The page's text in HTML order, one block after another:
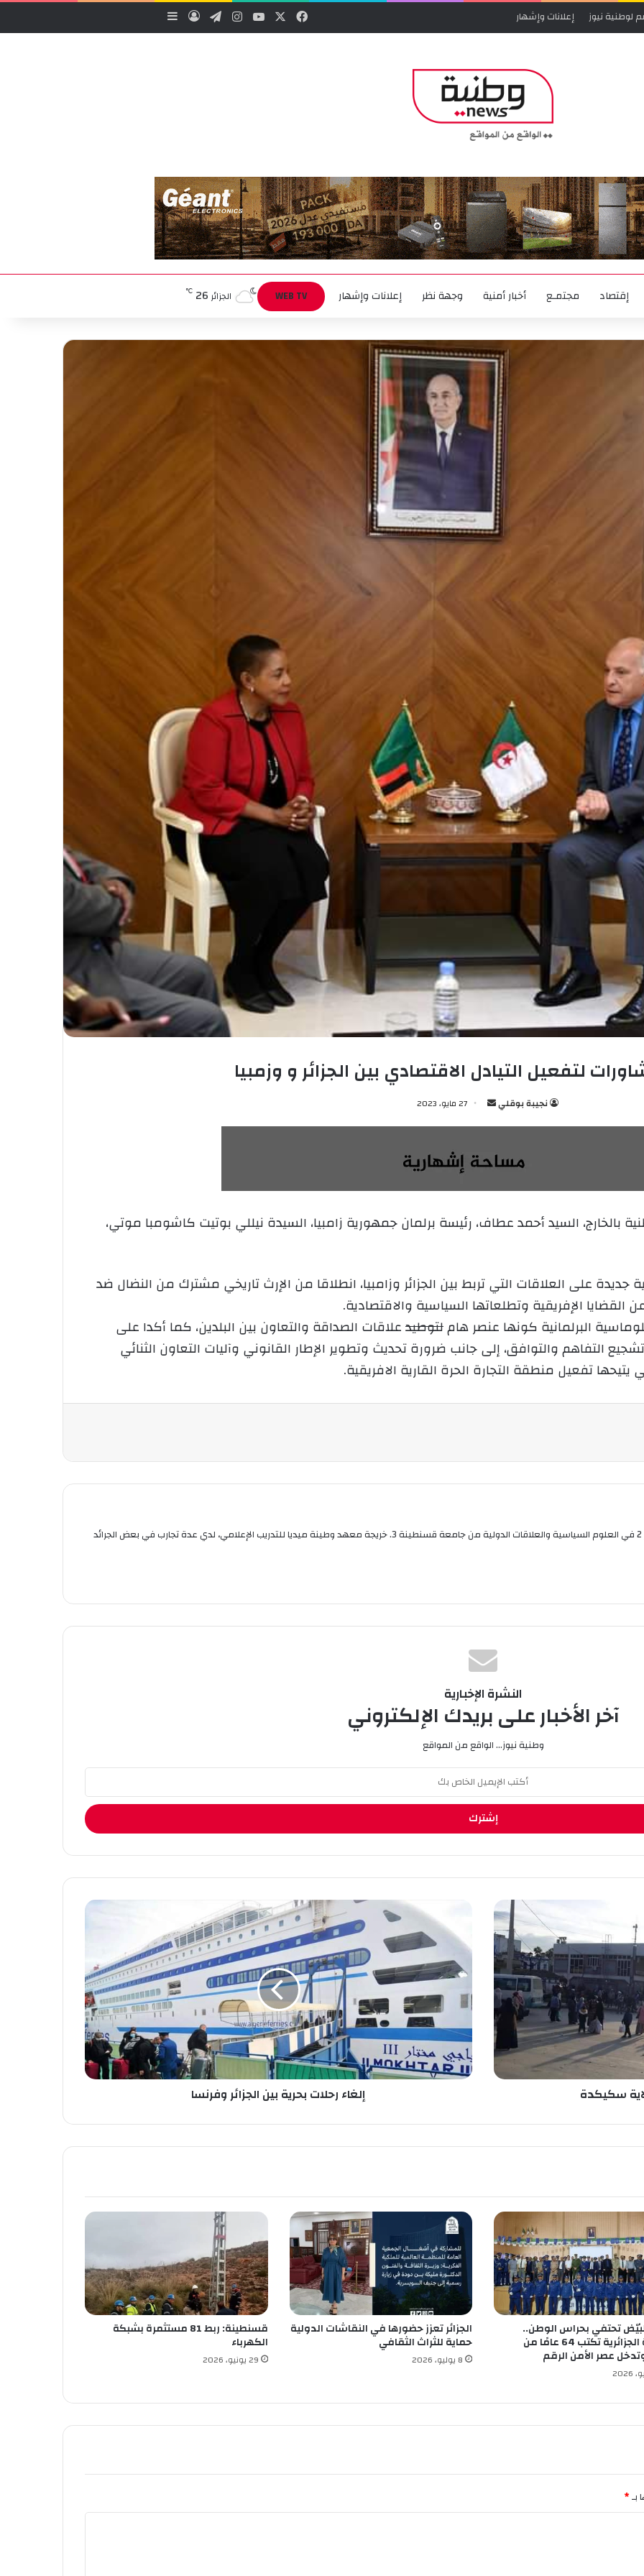
لوطنية نيوز إعلانات وإشهار فيسبوك ‫YouTubeانستقرامتيلقرامتسجيل الدخول
إقتصاد مجتمـع أخبار أمنية وجهة نظر إعلانات وإشهار WEB TV الجزائر 26
℃
لتفعيل التيادل الاقتصادي بين الجزائر و وزمبيا
نجيبة بوقلي
ل
ب
ر
د
ل
ك
ت
ر
ن
ي
27 مايو، 2023
بالخارج، السيد أحمد عطاف، رئيسة برلمان جمهورية زامبيا، السيدة نيللي بوتيت كاشومبا موتي،
على العلاقات التي تربط بين الجزائر وزامبيا، انطلاقا من الإرث تاريخي مشترك من النضال ضد
الإفريقية وتطلعاتها السياسية والاقتصادية.
البرلمانية كونها عنصر هاملتوطيدعلاقات الصداقة والتعاون بين البلدين، كما أكدا على
التفاهم والتوافق، إلى جانب ضرورة تحديث وتطوير الإطار القانوني وآليات التعاون الثنائي
تفعيل منطقة التجارة الحرة القارية الافريقية.
بوقلي عواطف صحفية من قسنطينة متحصلة على ماستر 2 في العلوم السياسية والعلاقات الدولية من جامعة قسنطينة 3. خريجة معهد وطينة ميديا للتدريب الإعلامي، لدي عدة تجارب في بعض الجرائد
النشرة الإخبارية
آخر الأخبار على بريدك الإلكتروني
وطنية نيوز... الواقع من المواقع
سكيكدة
ا
ح
ل
ا
ت
ب
ح
ي
ل
ج
ز
ف
ر
ن
س
ا
إلغاء رحلات بحرية بين الجزائر وفرنسا
تحتفي بحراس الوطن..
الشرطة الجزائرية تكتب 64 عامًا من
عصر الأمن الرقم
الجزائر تعزز حضورها في النقاشات الدولية
حماية للثراث الثقافي
8 يوليو، 2026
قسنطينة: ربط 81 مستثمرة بشبكة
الكهرباء
29 يونيو، 2026
بـ*